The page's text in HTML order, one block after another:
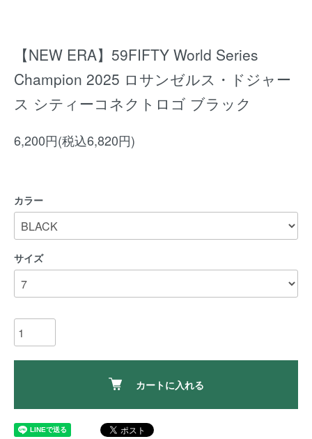
【NEW ERA】59FIFTY World Series
Champion 2025 ロサンゼルス・ドジャー
ス シティーコネクトロゴ ブラック
6,200円(税込6,820円)
カラー
サイズ
カートに入れる